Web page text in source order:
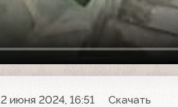
2 июня 2024, 16:51
Скачать